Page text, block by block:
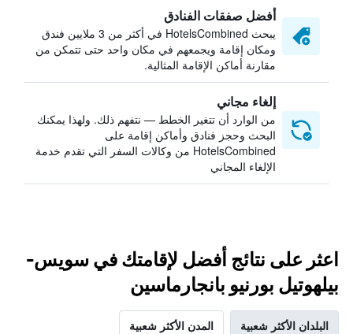
أفضل صفقات الفنادق
يبحث HotelsCombined في أكثر من 3 ملايين فندق
ومكان إقامة ويجمعهم في مكان واحد حتى تتمكن من
مقارنة أماكن الإقامة المثالية.
إلغاء مجاني
من الوارد أن تتغير الخطط — نتفهم ذلك. ولهذا يمكنك
البحث وحجز فنادق وأماكن إقامة على
HotelsCombined من وكالات السفر التي تقدم خدمة
الإلغاء المجاني
اعثر على نتائج أفضل لإقامتك في سويس-
بيلهوتيل بورنيو بانجارماسين
البلدان الأكثر شعبية المدن الأكثر شعبية